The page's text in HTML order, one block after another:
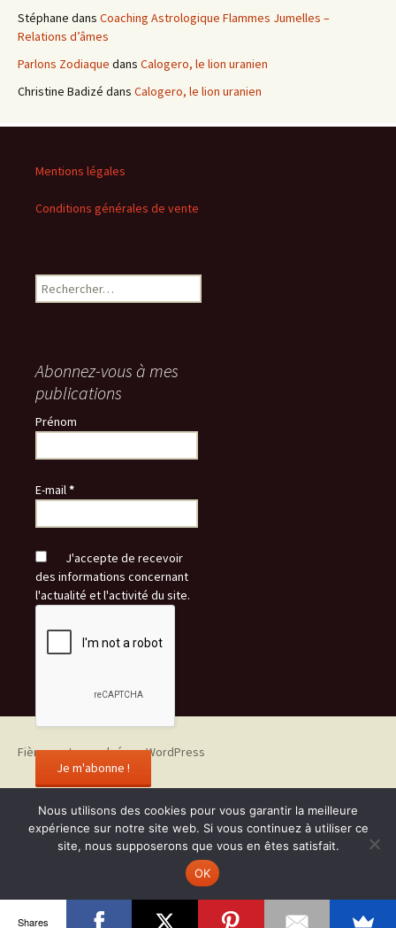
Stéphane dans Coaching Astrologique Flammes Jumelles –
Relations d’âmes
Parlons Zodiaque dans Calogero, le lion uranien
Christine Badizé dans Calogero, le lion uranien
Mentions légales
Conditions générales de vente
Rechercher :
Abonnez-vous à mes
publications
Prénom
E-mail*
J'accepte de recevoir
des informations concernant
l'actualité et l'activité du site.
Fièrement propulsé par WordPress
Nous utilisons des cookies pour vous garantir la meilleure
expérience sur notre site web. Si vous continuez à utiliser ce
site, nous supposerons que vous en êtes satisfait.
OK
Shares